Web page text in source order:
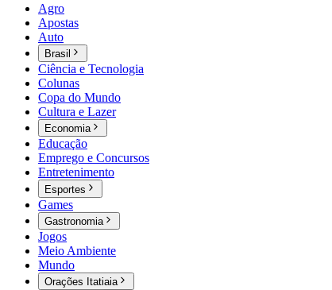
Agro
Apostas
Auto
Brasil
Ciência e Tecnologia
Colunas
Copa do Mundo
Cultura e Lazer
Economia
Educação
Emprego e Concursos
Entretenimento
Esportes
Games
Gastronomia
Jogos
Meio Ambiente
Mundo
Orações Itatiaia